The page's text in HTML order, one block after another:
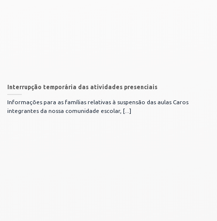
Interrupção temporária das atividades presenciais
Informações para as famílias relativas à suspensão das aulas Caros
integrantes da nossa comunidade escolar, [...]